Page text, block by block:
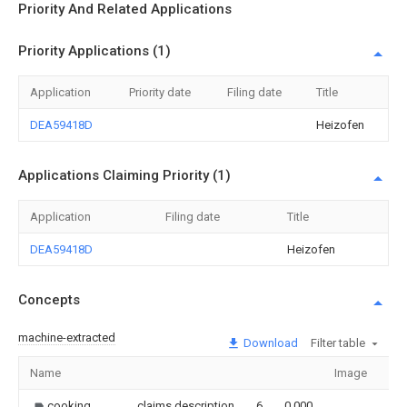
Priority And Related Applications
Priority Applications (1)
Application Priority date Filing date Title
DEA59418D Heizofen
Applications Claiming Priority (1)
Application Filing date Title
DEA59418D Heizofen
Concepts
machine-extracted Download Filter table
Name Image